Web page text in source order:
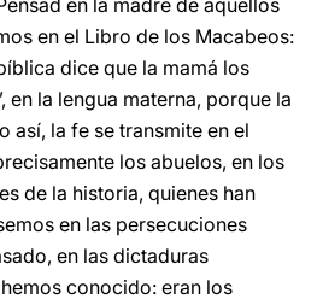
en la madre de aquellos
en el Libro de los Macabeos:
dice que la mamá los
en la lengua materna, porque la
así, la fe se transmite en el
los abuelos, en los
de la historia, quienes han
en las persecuciones
en las dictaduras
conocido: eran los